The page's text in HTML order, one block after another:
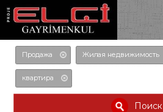
Продажа Жилая недвижимость
квартира
Поиск